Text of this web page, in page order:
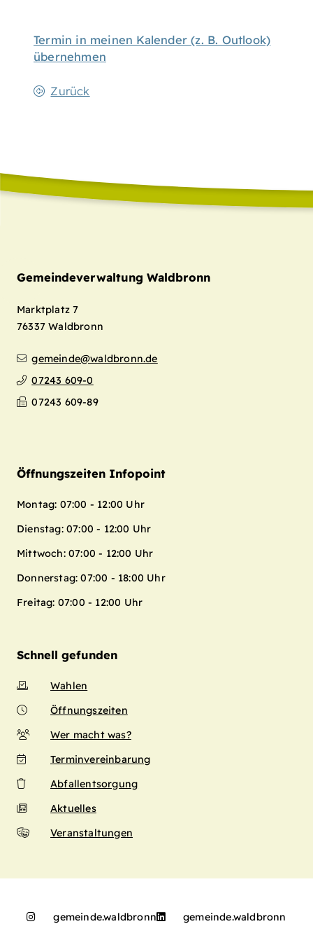
Termin in meinen Kalender (z. B. Outlook)
übernehmen
Zurück
Gemeindeverwaltung Waldbronn
Marktplatz 7
76337 Waldbronn
gemeinde@waldbronn.de
07243 609-0
07243 609-89
Öffnungszeiten Infopoint
Montag: 07:00 - 12:00 Uhr
Dienstag: 07:00 - 12:00 Uhr
Mittwoch: 07:00 - 12:00 Uhr
Donnerstag: 07:00 - 18:00 Uhr
Freitag: 07:00 - 12:00 Uhr
Schnell gefunden
Wahlen
Öffnungszeiten
Wer macht was?
Terminvereinbarung
Abfallentsorgung
Aktuelles
Veranstaltungen
gemeinde.waldbronn gemeinde.waldbronn